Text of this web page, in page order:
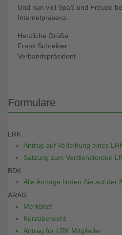
Und nun viel Spaß und Freude
Internetpräsenz.
Herzliche Grüße
Frank Schreiber
Verbandspräsident
Formulare
LRK
Antrag auf Verleihung eines
Satzung zum Verdienstorden
BDK
Alle Anträge finden Sie auf der
ARAG
Merkblatt
Kurzübersicht
Antrag für LRK Mitglieder